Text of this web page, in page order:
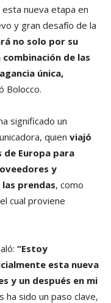
nueva etapa en
y gran desafío de la
no solo por su
de las
única,
Bolocco.
significado un
quien viajó
Europa para
y
prendas, como
cual proviene
“Estoy
esta nueva
y un después en mi
ha sido un paso clave,